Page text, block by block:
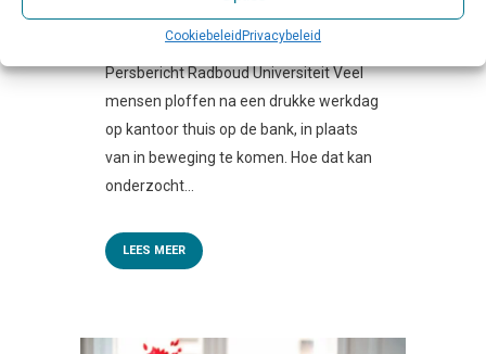
CookiebeleidPrivacybeleid
Persbericht
Share
Persbericht Radboud Universiteit Veel
mensen ploffen na een drukke werkdag
op kantoor thuis op de bank, in plaats
van in beweging te komen. Hoe dat kan
onderzocht...
LEES MEER